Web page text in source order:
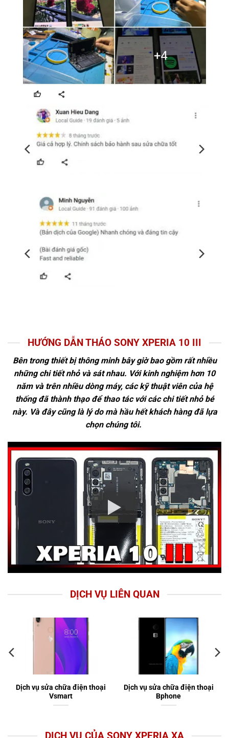
HƯỚNG DẪN THÁO SONY XPERIA 10 III
Bên trong thiết bị thông minh bây giờ bao gồm rất nhiều
những chi tiết nhỏ và sát nhau. Với kinh nghiệm hơn 10
năm và trên nhiều dòng máy, các kỹ thuật viên của hệ
thống đã thành thạo để thao tác với các chi tiết nhỏ bé
này. Và đây cũng là lý do mà hầu hết khách hàng đã lựa
chọn chúng tôi.
DỊCH VỤ LIÊN QUAN
Dịch vụ sửa chữa điện thoại
Vsmart
Dịch vụ sửa chữa điện thoại
Bphone